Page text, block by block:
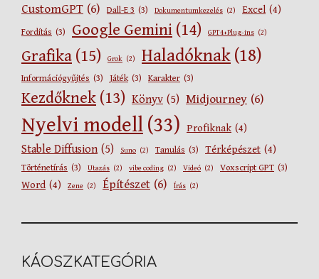
CustomGPT (6) Dall-E 3 (3) Dokumentumkezelés (2) Excel (4)
Fordítás (3) Google Gemini (14) GPT4+Plug-ins (2)
Grafika (15) Grok (2) Haladóknak (18)
Információgyűjtés (3) Játék (3) Karakter (3)
Kezdőknek (13) Könyv (5) Midjourney (6)
Nyelvi modell (33) Profiknak (4)
Stable Diffusion (5) Suno (2) Tanulás (3) Térképészet (4)
Történetírás (3) Utazás (2) vibe coding (2) Videó (2) Voxscript GPT (3)
Word (4) Zene (2) Építészet (6) Írás (2)
KÁOSZKATEGÓRIA